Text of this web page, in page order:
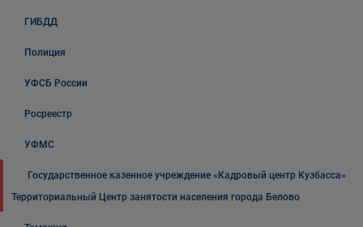
ГИБДД
Полиция
УФСБ России
Росреестр
УФМС
Государственное казенное учреждение «Кадровый центр Кузбасса»
Территориальный Центр занятости населения города Белово